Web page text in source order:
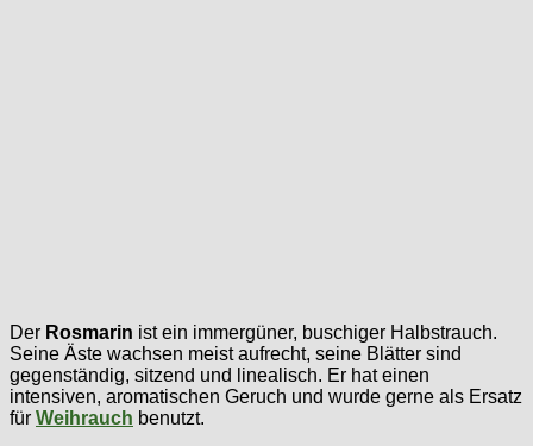
Der Rosmarin ist ein immergüner, buschiger Halbstrauch.
Seine Äste wachsen meist aufrecht, seine Blätter sind
gegenständig, sitzend und linealisch. Er hat einen
intensiven, aromatischen Geruch und wurde gerne als Ersatz
für Weihrauch benutzt.